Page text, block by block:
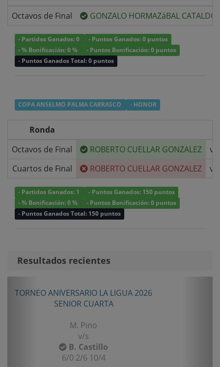
Octavos de Final
GONZALO HORMAZáBAL CATALDO
- Partidos Ganados: 0
- Puntos Ganados: 0 puntos
- % Bonificación: 0 %
- Puntos Bonificación: 0 puntos
- Puntos Ganados Total: 0 puntos
COPA ANSELMO PALMA CARRASCO - HONOR
Ronda
Octavos de Final
ROBERTO CUELLAR GONZALEZ
v/s
Cuartos de Final
ROBERTO CUELLAR GONZALEZ v/s
- Partidos Ganados: 1
- Puntos Ganados: 150 puntos
- % Bonificación: 0 %
- Puntos Bonificación: 0 puntos
- Puntos Ganados Total: 150 puntos
Resultados recientes
TORNEO ANIVERSARIO LA LIGUA 2026
SENIOR CUARTA
M. Pino
v/s
B. Castillo
6/0 2/6 10/4